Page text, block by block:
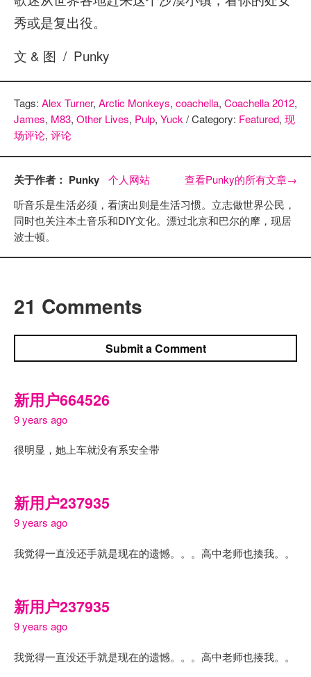
秀或是复出役。
文 & 图 / Punky
Tags: Alex Turner, Arctic Monkeys, coachella, Coachella 2012,
James, M83, Other Lives, Pulp, Yuck/ Category: Featured, 现
场评论, 评论
关于作者： Punky 个人网站 查看Punky的所有文章→
听音乐是生活必须，看演出则是生活习惯。立志做世界公民，
同时也关注本土音乐和DIY文化。漂过北京和巴尔的摩，现居
波士顿。
21 Comments
Submit a Comment
新用户664526
9 years ago
很明显，她上车就没有系安全带
新用户237935
9 years ago
我觉得一直没还手就是现在的遗憾。。。高中老师也揍我。。
新用户237935
9 years ago
我觉得一直没还手就是现在的遗憾。。。高中老师也揍我。。